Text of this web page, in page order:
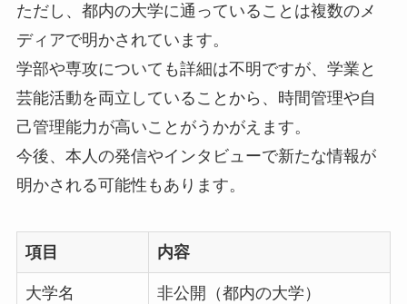
ただし、都内の大学に通っていることは複数のメ
ディアで明かされています。
学部や専攻についても詳細は不明ですが、学業と
芸能活動を両立していることから、時間管理や自
己管理能力が高いことがうかがえます。
今後、本人の発信やインタビューで新たな情報が
明かされる可能性もあります。
項目 内容
大学名 非公開（都内の大学）